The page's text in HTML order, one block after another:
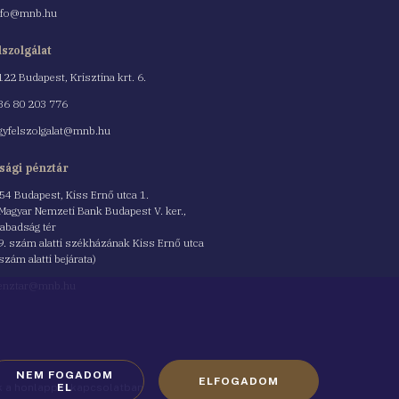
Budapest, Krisztina krt. 6.
80 203 776
pénztár
Budapest, Kiss Ernő utca 1.
Nemzeti Bank Budapest V. ker.,
tér
szám alatti székházának Kiss Ernő utca
alatti bejárata)
a honlappal kapcsolatban
NEM FOGADOM
EL
ELFOGADOM